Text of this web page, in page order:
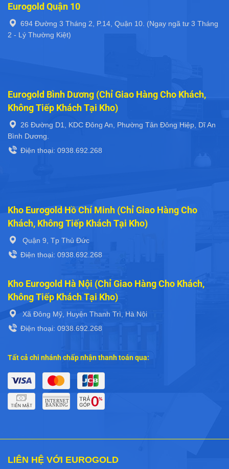
Eurogold Quận 10
694 Đường 3 Tháng 2, P.14, Quận 10. (Ngay ngã tư 3 Tháng
2 - Lý Thường Kiệt)
Eurogold Bình Dương (Chỉ Giao Hàng Cho Khách,
Không Tiếp Khách Tại Kho)
26 Đường D1, KDC Đông An, Phường Tân Đông Hiệp, Dĩ An
Bình Dương.
Điện thoại: 0938.692.268
Kho Eurogold Hồ Chí Minh (Chỉ Giao Hàng Cho
Khách, Không Tiếp Khách Tại Kho)
Quận 9, Tp Thủ Đức
Điện thoại: 0938.692.268
Kho Eurogold Hà Nội (Chỉ Giao Hàng Cho Khách,
Không Tiếp Khách Tại Kho)
Xã Đông Mỹ, Huyện Thanh Trì, Hà Nội
Điện thoại: 0938.692.268
Tất cả chi nhánh chấp nhận thanh toán qua:
LIÊN HỆ VỚI EUROGOLD